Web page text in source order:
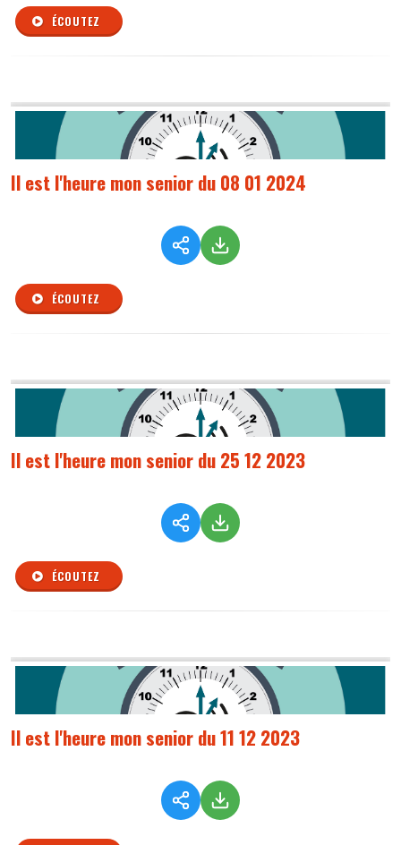
ÉCOUTEZ
Il est l'heure mon senior du 08 01 2024
ÉCOUTEZ
Il est l'heure mon senior du 25 12 2023
ÉCOUTEZ
Il est l'heure mon senior du 11 12 2023